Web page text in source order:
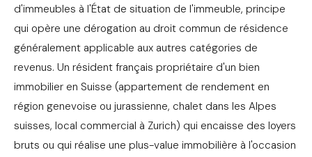
d'immeubles à l'État de situation de l'immeuble, principe
qui opère une dérogation au droit commun de résidence
généralement applicable aux autres catégories de
revenus. Un résident français propriétaire d'un bien
immobilier en Suisse (appartement de rendement en
région genevoise ou jurassienne, chalet dans les Alpes
suisses, local commercial à Zurich) qui encaisse des loyers
bruts ou qui réalise une plus-value immobilière à l'occasion